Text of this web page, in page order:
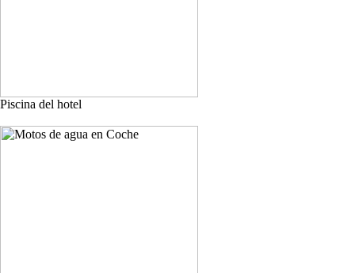
Piscina del hotel